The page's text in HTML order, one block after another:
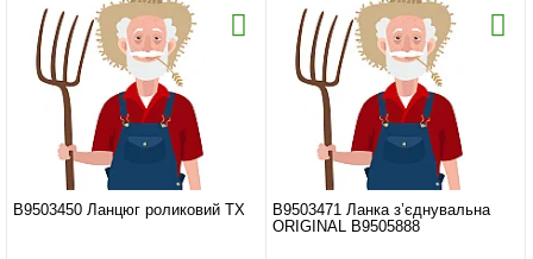
B9503450 Ланцюг роликовий TX
B9503471 Ланка з’єднувальна
ORIGINAL B9505888